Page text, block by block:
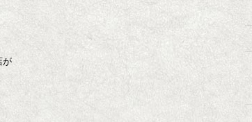
が